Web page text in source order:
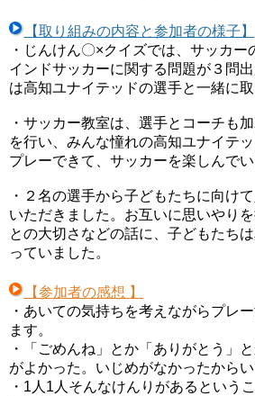
【取り組みの内容と参加者の様子】
・じんけん〇×クイズでは、サッカー
インドサッカーに関する問題が３問
は高知ユナイテッドの選手と一緒に取
・サッカー教室は、選手とコーチも
を行い、みんな憧れの高知ユナイテ
プレーできて、サッカーを楽しんでい
・２名の選手から子どもたちに向け
いただきました。お互いに思いやり
との大切さなどの話に、子どもたち
っていました。
【参加者の感想 】
・あいての気持ちを考えながらプレ
ます。
・「ごめんね」とか「ありがとう」
がよかった。いじめがなかったからい
・1人1人そんなけんりがあるという